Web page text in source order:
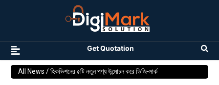
Get Quotation
All News / হিকভিশনের ৫টি নতুন পণ্য উন্মোচন করে ডিজি-মার্ক